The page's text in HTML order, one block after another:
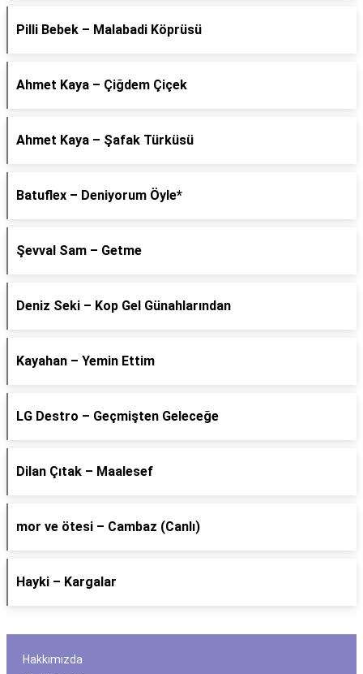
Pilli Bebek – Malabadi Köprüsü
Ahmet Kaya – Çiğdem Çiçek
Ahmet Kaya – Şafak Türküsü
Batuflex – Deniyorum Öyle*
Şevval Sam – Getme
Deniz Seki – Kop Gel Günahlarından
Kayahan – Yemin Ettim
LG Destro – Geçmişten Geleceğe
Dilan Çıtak – Maalesef
​mor ve ötesi – Cambaz (Canlı)
Hayki – Kargalar
Hakkımızda